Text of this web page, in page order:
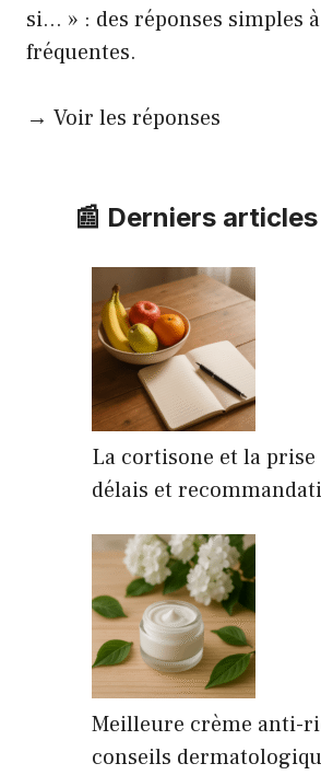
si… » : des réponses simples
fréquentes.
→ Voir les réponses
📰 Derniers
La cortisone et la prise
délais et
Meilleure crème anti-
conseils